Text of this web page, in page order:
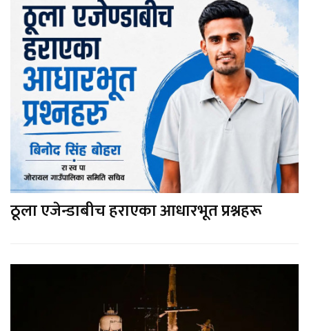
ठूला एजेन्डाबीच हराएका आधारभूत प्रश्नहरू